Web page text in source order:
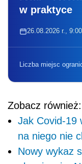
w praktyce
26.08.2026 r.,
Liczba miejsc
Zobacz również:
Jak Covid-19
na niego nie
Nowy wykaz